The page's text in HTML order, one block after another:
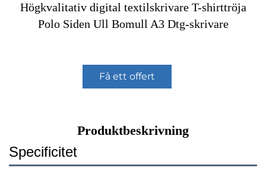
Högkvalitativ digital textilskrivare T-shirttröja
Polo Siden Ull Bomull A3 Dtg-skrivare
Få ett offert
Produktbeskrivning
Specificitet